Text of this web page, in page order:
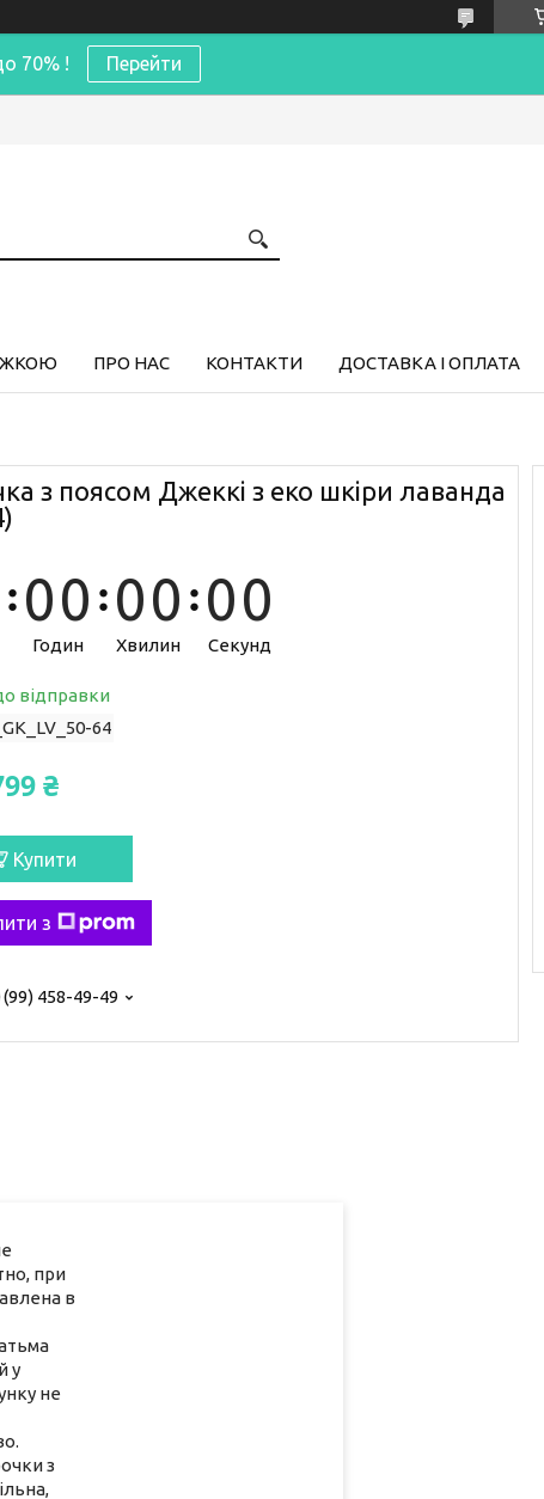
70% ! Перейти
ПРО НАС КОНТАКТИ ДОСТАВКА І ОПЛАТА
з поясом Джеккі з еко шкіри лаванда
00
Годин
00
Хвилин
00
Секунд
відправки
64
₴
Купити
з
(99) 458-49-49
при
в
у
не
з